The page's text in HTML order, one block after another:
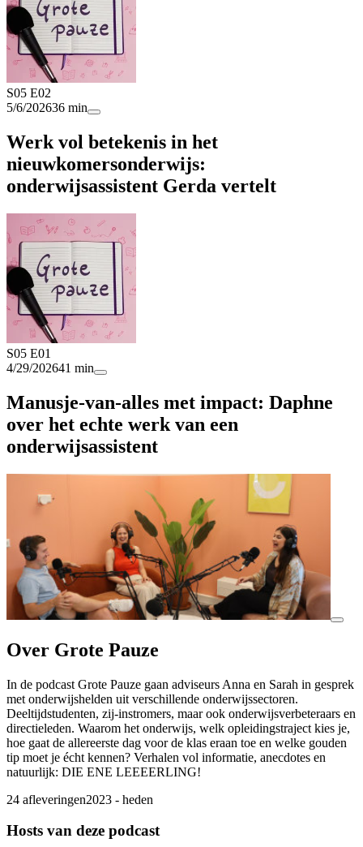
S05 E02
5/6/202636 min
Werk vol betekenis in het
nieuwkomersonderwijs:
onderwijsassistent Gerda vertelt
S05 E01
4/29/202641 min
Manusje-van-alles met impact: Daphne
over het echte werk van een
onderwijsassistent
Over Grote Pauze
In de podcast Grote Pauze gaan adviseurs Anna en Sarah in gesprek
met onderwijshelden uit verschillende onderwijssectoren.
Deeltijdstudenten, zij-instromers, maar ook onderwijsverbeteraars en
directieleden. Waarom het onderwijs, welk opleidingstraject kies je,
hoe gaat de allereerste dag voor de klas eraan toe en welke gouden
tip moet je écht kennen? Verhalen vol informatie, anecdotes en
natuurlijk: DIE ENE LEEEERLING!
24 afleveringen2023 - heden
Hosts van deze podcast